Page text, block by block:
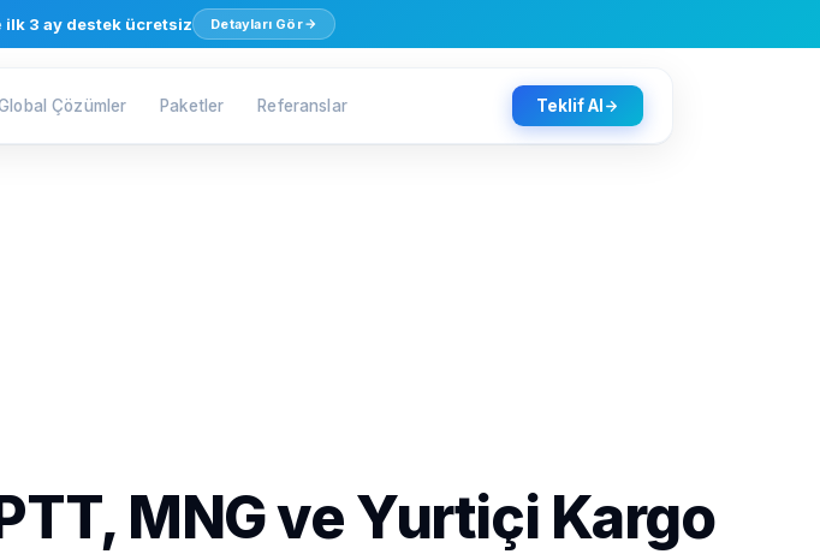
ilk 3 ay destek ücretsiz Detayları Gör
Çözümler Paketler Referanslar Teklif Al
MNG ve Yurtiçi Kargo